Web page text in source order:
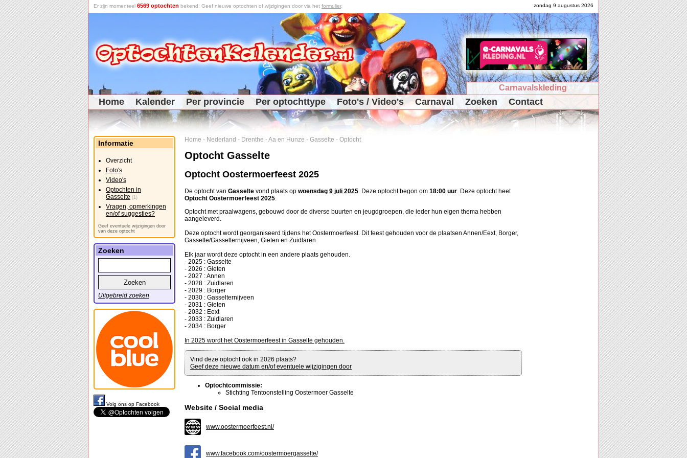
zondag 9 augustus 2026
Er zijn momenteel 6569 optochten bekend. Geef nieuwe optochten of wijzigingen door via het formulier.
Carnavalskleding
Home Kalender Per provincie Per optochttype Foto's / Video's Carnaval Zoeken Contact
Home - Nederland - Drenthe -Aa en Hunze - Gasselte - Optocht
Optocht Gasselte
Optocht Oostermoerfeest 2025
De optocht van Gasselte vond plaats op woensdag 9 juli 2025. Deze optocht begon om 18:00 uur. Deze optocht heet
Optocht Oostermoerfeest 2025.
Optocht met praalwagens, gebouwd door de diverse buurten en jeugdgroepen, die ieder hun eigen thema hebben
aangeleverd.
Deze optocht wordt georganiseerd tijdens het Oostermoerfeest. Dit feest gehouden voor de plaatsen Annen/Eext, Borger,
Gasselte/Gasselternijveen, Gieten en Zuidlaren
Elk jaar wordt deze optocht in een andere plaats gehouden.
- 2025 : Gasselte
- 2026 : Gieten
- 2027 : Annen
- 2028 : Zuidlaren
- 2029 : Borger
- 2030 : Gasselternijveen
- 2031 : Gieten
- 2032 : Eext
- 2033 : Zuidlaren
- 2034 : Borger
In 2025 wordt het Oostermoerfeest in Gasselte gehouden.
Vind deze optocht ook in 2026 plaats?
Geef deze nieuwe datum en/of eventuele wijzigingen door
Optochtcommissie:
Stichting Tentoonstelling Oostermoer Gasselte
Website / Social media
www.oostermoerfeest.nl/
www.facebook.com/oostermoergasselte/
Informatie
Overzicht
Foto's
Video's
Optochten in
Gasselte (1)
Vragen, opmerkingen
en/of suggesties?
Geef eventuele wijzigingen door
van deze optocht
Zoeken
Uitgebreid zoeken
Volg ons op Facebook